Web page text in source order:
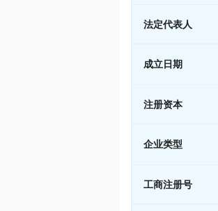
法定代表人
成立日期
注册资本
企业类型
工商注册号